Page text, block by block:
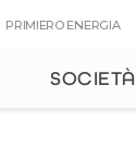
PRIMIERO ENERGIA
SOCIETÀ